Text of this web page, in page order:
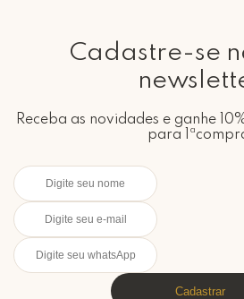
Cadastre-se
Receba as novidades e ganhe
para
Cadastrar